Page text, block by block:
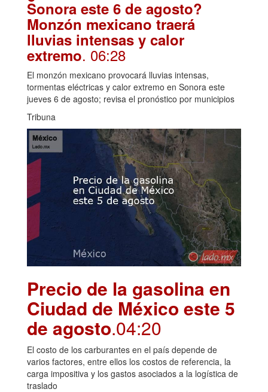
Sonora este 6 de agosto?
Monzón mexicano traerá
lluvias intensas y calor
extremo. 06:28
El monzón mexicano provocará lluvias intensas,
tormentas eléctricas y calor extremo en Sonora este
jueves 6 de agosto; revisa el pronóstico por municipios
Tribuna
Precio de la gasolina en
Ciudad de México este 5
de agosto.04:20
El costo de los carburantes en el país depende de
varios factores, entre ellos los costos de referencia, la
carga impositiva y los gastos asociados a la logística de
traslado